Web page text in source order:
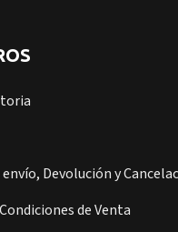
Devolución y
de Venta